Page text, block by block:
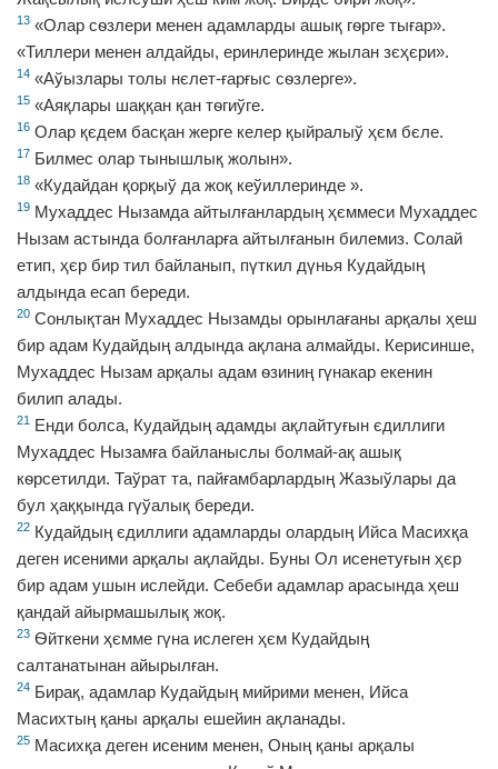
13 «Олар сѳзлери менен адамларды ашық гѳрге тығар».
«Тиллери менен алдайды, еринлеринде жылан зєҳєри».
14 «Аўызлары толы нєлет-ғарғыс сѳзлерге».
15 «Аяқлары шаққан қан тѳгиўге.
16 Олар қєдем басқан жерге келер қыйралыў ҳєм бєле.
17 Билмес олар тынышлық жолын».
18 «Кудайдан қорқыў да жоқ кеўиллеринде ».
19 Мухаддес Нызамда айтылғанлардың ҳєммеси Мухаддес
Нызам астында болғанларға айтылғанын билемиз. Солай
етип, ҳєр бир тил байланып, пүткил дүнья Кудайдың
алдында есап береди.
20 Сонлықтан Мухаддес Нызамды орынлағаны арқалы ҳеш
бир адам Кудайдың алдында ақлана алмайды. Керисинше,
Мухаддес Нызам арқалы адам ѳзиниң гүнакар екенин
билип алады.
21
Енди болса, Кудайдың адамды ақлайтуғын єдиллиги
Мухаддес Нызамға байланыслы болмай-ақ ашық
кѳрсетилди. Таўрат та, пайғамбарлардың Жазыўлары да
бул ҳаққында гүўалық береди.
22 Кудайдың єдиллиги адамларды олардың Ийса Масихқа
деген исеними арқалы ақлайды. Буны Ол исенетуғын ҳєр
бир адам ушын ислейди. Себеби адамлар арасында ҳеш
қандай айырмашылық жоқ.
23 Ѳйткени ҳємме гүна ислеген ҳєм Кудайдың
салтанатынан айырылған.
24 Бирақ, адамлар Кудайдың мийрими менен, Ийса
Масихтың қаны арқалы ешейин ақланады.
25 Масихқа деген исеним менен, Оның қаны арқалы